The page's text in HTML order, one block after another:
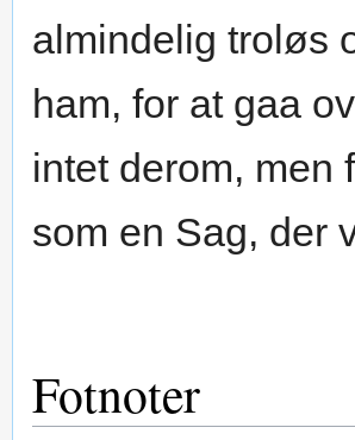
almindelig troløs
ham, for at gaa
intet derom,
som en Sag, der
Fotnoter